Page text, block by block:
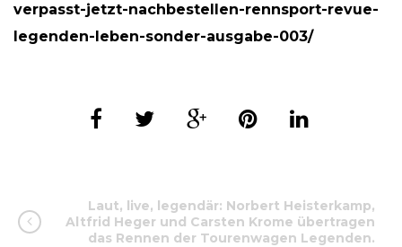
verpasst-jetzt-nachbestellen-rennsport-revue-
legenden-leben-sonder-ausgabe-003/
Laut, live, legendär: Norbert Heisterkamp,
Altfrid Heger und Carsten Krome übertragen
das Rennen der Tourenwagen Legenden.